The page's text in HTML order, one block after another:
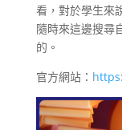
看，對於學生來
隨時來這邊搜尋
的。
官方網站：